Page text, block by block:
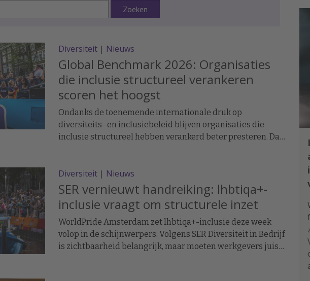
Zoeken
Diversiteit | Nieuws
Global Benchmark 2026: Organisaties
die inclusie structureel verankeren
scoren het hoogst
Ondanks de toenemende internationale druk op
diversiteits- en inclusiebeleid blijven organisaties die
inclusie structureel hebben verankerd beter presteren. Dat
inclusiebeleid.
Diversiteit | Nieuws
SER vernieuwt handreiking: lhbtiqa+-
inclusie vraagt om structurele inzet
WorldPride Amsterdam zet lhbtiqa+-inclusie deze week
volop in de schijnwerpers. Volgens SER Diversiteit in Bedrijf
is zichtbaarheid belangrijk, maar moeten werkgevers juist